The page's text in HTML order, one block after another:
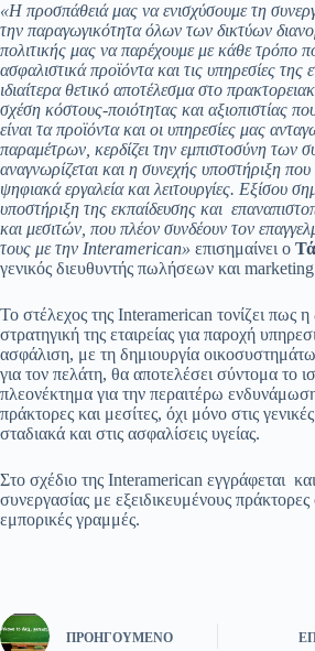
«Η προσπάθειά μας να ενισχύσουμε τη
την παραγωγικότητα όλων των δικτύων
πολιτικής μας να παρέχουμε με κάθε τρόπο
ασφαλιστικά προϊόντα και τις υπηρεσίες της
ιδιαίτερα θετικό αποτέλεσμα στο
σχέση κόστους-ποιότητας και αξιοπιστίας
είναι τα προϊόντα και οι υπηρεσίες μας
παραμέτρων, κερδίζει την εμπιστοσύνη των
αναγνωρίζεται και η συνεχής υποστήριξη
ψηφιακά εργαλεία και λειτουργίες. Εξίσου
υποστήριξη της εκπαίδευσης και
και μεσιτών, που πλέον συνδέουν τον
τους με την Interamerican» επισημαίνει ο
γενικός διευθυντής πωλήσεων και marketing
Το στέλεχος της Interamerican τονίζει πως
στρατηγική της εταιρείας για παροχή
ασφάλιση, με τη δημιουργία
για τον πελάτη, θα αποτελέσει σύντομα το
πλεονέκτημα για την περαιτέρω
πράκτορες και μεσίτες, όχι μόνο στις
σταδιακά και στις ασφαλίσεις υγείας.
Στο σχέδιο της Interamerican εγγράφεται
συνεργασίας με εξειδικευμένους πράκτορες
εμπορικές γραμμές.
ΠΡΟΗΓΟΎΜΕΝΟ